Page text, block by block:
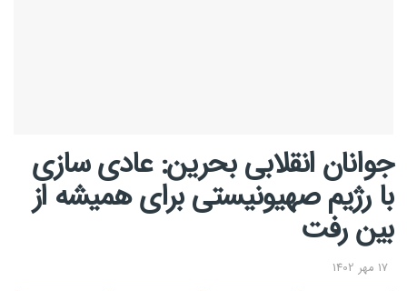
جوانان انقلابی بحرین: عادی سازی
با رژیم صهیونیستی برای همیشه از
بین رفت
17 مهر 1402